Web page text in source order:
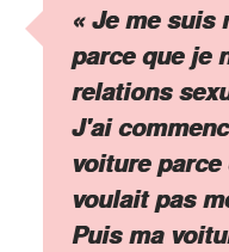
« Je me suis
parce que je
relations
J'ai
voiture
voulait pas
Puis ma